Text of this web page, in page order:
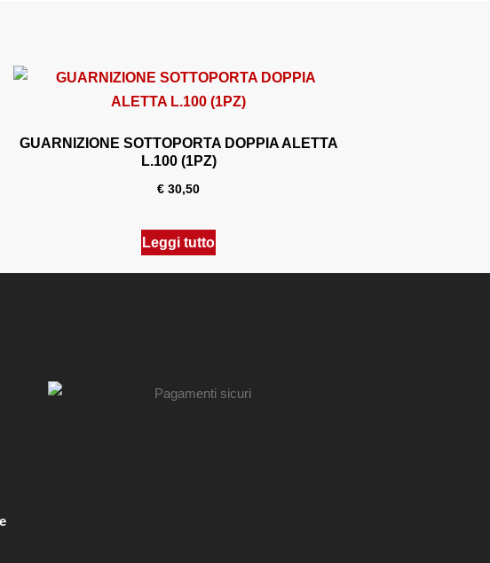
GUARNIZIONE SOTTOPORTA DOPPIA ALETTA
L.100 (1PZ)
€ 30,50
Leggi tutto